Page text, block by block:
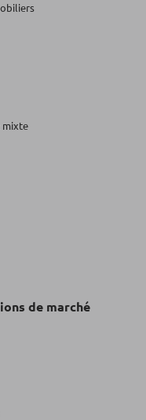
mixte
de marché